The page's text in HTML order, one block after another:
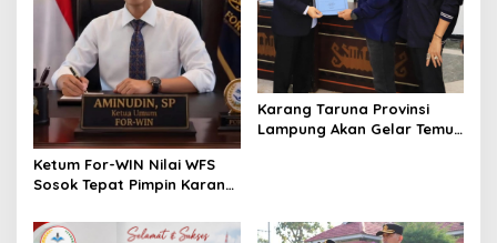
Ketum For-WIN Nilai WFS
Sosok Tepat Pimpin Karang
Karang Taruna Provinsi
Lampung Akan Gelar Temu